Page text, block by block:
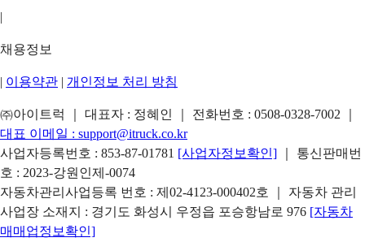
|
채용정보
| 이용약관 | 개인정보 처리 방침
㈜아이트럭 ｜ 대표자 : 정혜인 ｜ 전화번호 : 0508-0328-7002
대표 이메일 : support@itruck.co.kr
사업자등록번호 : 853-87-01781 [사업자정보확인]
｜ 통신판매번
호 : 2023-강원인제-0074
자동차관리사업등록 번호 : 제02-4123-000402호 ｜ 자동차 관리
사업장 소재지 : 경기도 화성시 우정읍 포승항남로 976 [자동차
매매업정보확인]